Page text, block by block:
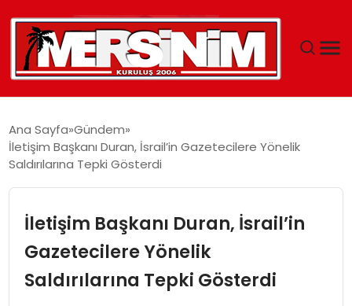
YAŞAM
EĞITIM
Ana Sayfa Gündem
İletişim Başkanı Duran, İsrail’in Gazetecilere Yönelik
Saldırılarına Tepki Gösterdi
İletişim Başkanı Duran, İsrail’in
Gazetecilere Yönelik
Saldırılarına Tepki Gösterdi